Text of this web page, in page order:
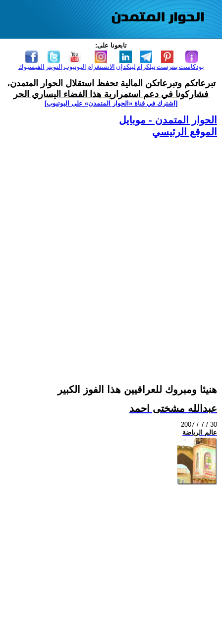
تابعونا على:
الفيسبوك التويتر اليوتيوب الانستغرام لينكدإن تيلكرامبنترست بودكاست
تبرعاتكم وتبرعاتكن المالية تحفظ استقلال الحوار المتمدن،
فشاركونا في دعم استمرارية هذا الفضاء اليساري الحر
[اشترك في قناة ‫«الحوار المتمدن» على اليوتيوب]
الحوار المتمدن - موبايل
الموقع الرئيسي
هنيئا ومبروك للعراقيين هذا الفوز الكبير
عبدالله مشختى احمد
2007 / 7 / 30
عالم الرياضة